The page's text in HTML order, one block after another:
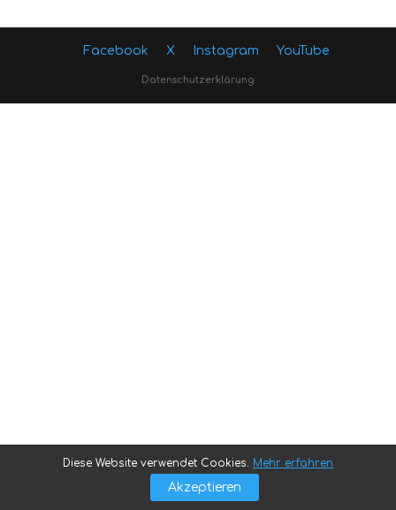
Facebook X Instagram YouTube
Datenschutzerklärung
Diese Website verwendet Cookies. Mehr erfahren
Akzeptieren